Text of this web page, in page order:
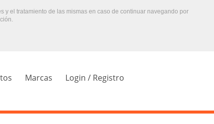
el tratamiento de las mismas en caso de continuar navegando por
Marcas Login / Registro